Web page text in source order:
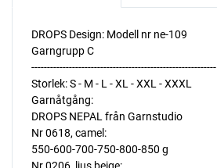
DROPS Design: Modell nr ne-109
Garngrupp C
-----------------------------------------------------------
Storlek: S - M - L - XL - XXL - XXXL
Garnåtgång:
DROPS NEPAL från Garnstudio
Nr 0618, camel:
550-600-700-750-800-850 g